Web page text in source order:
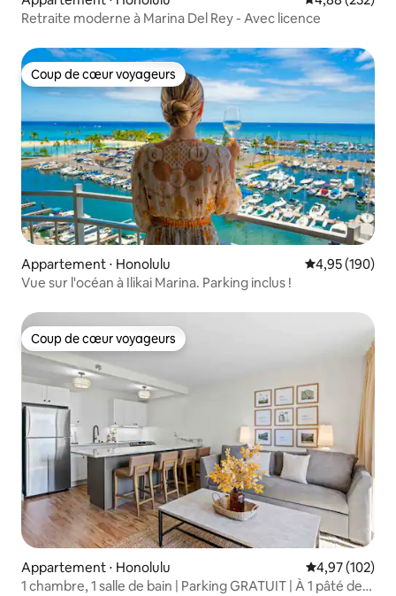
Retraite moderne à Marina Del Rey - Avec licence
Coup de cœur voyageurs
Coup de cœur voyageurs
Appartement ⋅ Honolulu Évaluation
4,95 (190)
Vue sur l'océan à Ilikai Marina. Parking inclus !
Coup de cœur voyageurs
Coup de cœur voyageurs
Appartement ⋅ Honolulu Évaluation
4,97 (102)
1 chambre, 1 salle de bain | Parking GRATUIT | À 1 pâté de